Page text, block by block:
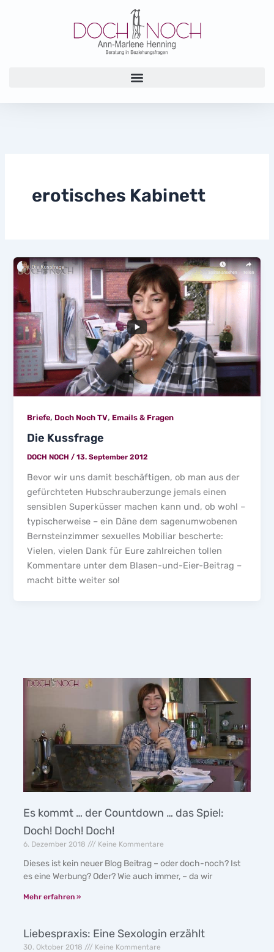
erotisches Kabinett
Briefe, Doch Noch TV, Emails & Fragen
Die Kussfrage
DOCH NOCH/13. September 2012
Bevor wir uns damit beschäftigen, ob man aus der
gefürchteten Hubschrauberzunge jemals einen
sensiblen Superküsser machen kann und, ob wohl –
typischerweise – ein Däne dem sagenumwobenen
Bernsteinzimmer sexuelles Mobiliar bescherte:
Vielen, vielen Dank für Eure zahlreichen tollen
Kommentare unter dem Blasen-und-Eier-Beitrag –
macht bitte weiter so!
Es kommt … der Countdown … das Spiel:
Doch! Doch! Doch!
6. Dezember 2018 Keine Kommentare
Dieses ist kein neuer Blog Beitrag – oder doch-noch? Ist
es eine Werbung? Oder? Wie auch immer, – da wir
Mehr erfahren »
Liebespraxis: Eine Sexologin erzählt
30. Oktober 2018 Keine Kommentare